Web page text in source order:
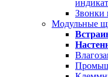
Звонки
Модульные